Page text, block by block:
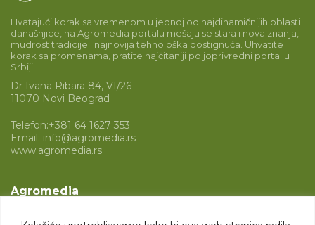
Hvatajući korak sa vremenom u jednoj od najdinamičnijih oblasti
današnjice, na Agromedia portalu mešaju se stara i nova znanja,
mudrost tradicije i najnovija tehnološka dostignuća. Uhvatite
korak sa promenama, pratite najčitaniji poljoprivredni portal u
Srbiji!
Dr Ivana Ribara 84, VI/26
11070 Novi Beograd
Telefon:+381 64 1627 353
Email: info@agromedia.rs
www.agromedia.rs
Agromedia